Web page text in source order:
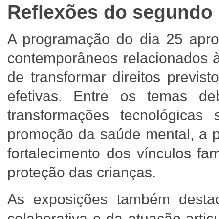
Reflexões do segundo
A programação do dia 25
contemporâneos relacionados
de transformar direitos
efetivas. Entre os temas
transformações
promoção da saúde mental, a
fortalecimento dos vínculos
proteção das crianças.
As exposições também